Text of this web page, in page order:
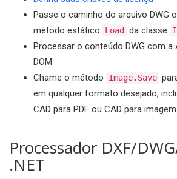
Passe o caminho do arquivo DWG
método estático
Load da classe
Processar o conteúdo DWG com a
DOM
Chame o método
Image.Save
em qualquer formato desejado,
CAD para PDF ou CAD para imagem.
Processador DXF/
.NET